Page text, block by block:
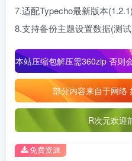
7.适配Typecho最新版本
8.支持备份主题设置数据(测
本站压缩包解压需360zip 否则
部分内容来自于网络
R次元欢迎
免费资源